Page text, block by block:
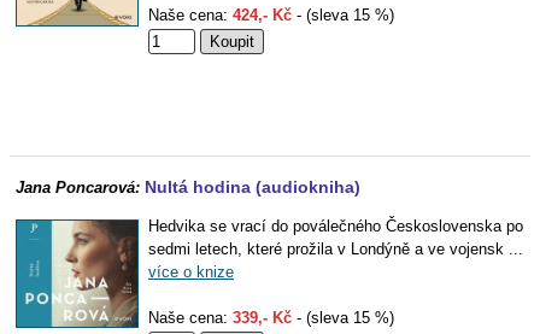
Naše cena: 424,- Kč - (sleva 15 %)
Jana Poncarová: Nultá hodina (audiokniha)
Hedvika se vrací do poválečného Československa po
sedmi letech, které prožila v Londýně a ve vojensk ...
více o knize
Naše cena: 339,- Kč - (sleva 15 %)